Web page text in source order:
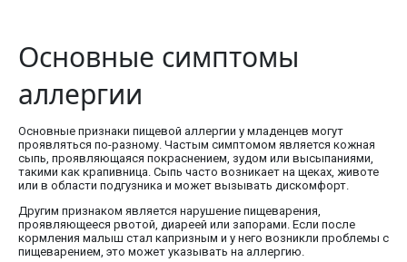
Основные симптомы
аллергии
Основные признаки пищевой аллергии у младенцев могут
проявляться по-разному. Частым симптомом является кожная
сыпь, проявляющаяся покраснением, зудом или высыпаниями,
такими как крапивница. Сыпь часто возникает на щеках, животе
или в области подгузника и может вызывать дискомфорт.
Другим признаком является нарушение пищеварения,
проявляющееся рвотой, диареей или запорами. Если после
кормления малыш стал капризным и у него возникли проблемы с
пищеварением, это может указывать на аллергию.